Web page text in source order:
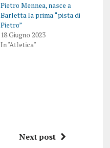
Pietro Mennea, nasce a
Barletta la prima “pista di
Pietro”
18 Giugno 2023
In "Atletica"
Next post